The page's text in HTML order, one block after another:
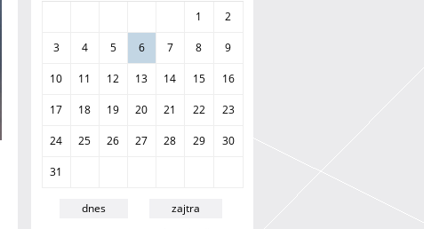
1 2
3 4 5 6 7 8 9
10 11 12 13 14 15 16
17 18 19 20 21 22 23
24 25 26 27 28 29 30
31
dnes zajtra